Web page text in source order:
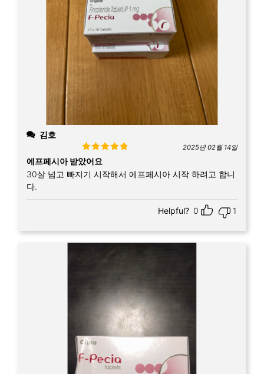
김호
Rated
of 5
2025년 02월 14일
에프페시아 받았어요
30살 넘고 빠지기 시작해서 에프페시아 시작 하려고 합니
다.
Helpful? 0 1